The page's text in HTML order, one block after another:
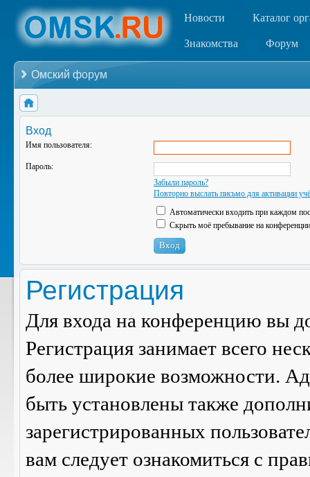
Новости Каталог
Знакомства Форум
Омский форум
Вход
Имя пользователя:
Пароль:
Забыли пароль?
Повторно выслать письмо для активации
Автоматически входить при каждом
Скрыть моё пребывание на
Регистрация
Для входа на конференцию вы
Регистрация занимает всего
более широкие возможности.
быть установлены также
зарегистрированных
вам следует ознакомиться с